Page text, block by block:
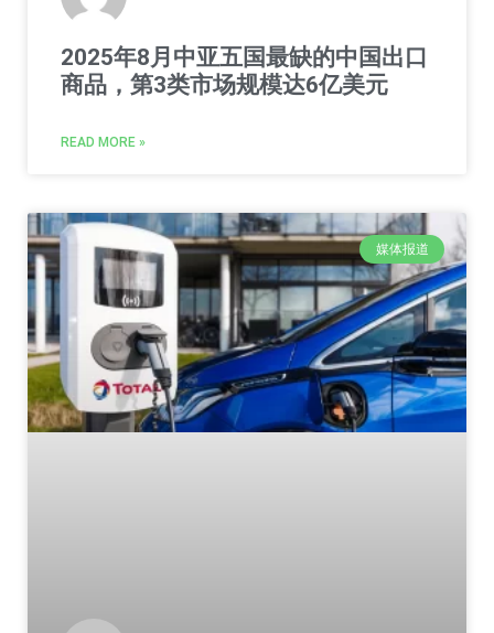
2025年8月中亚五国最缺的中国出口
商品，第3类市场规模达6亿美元
READ MORE »
媒体报道